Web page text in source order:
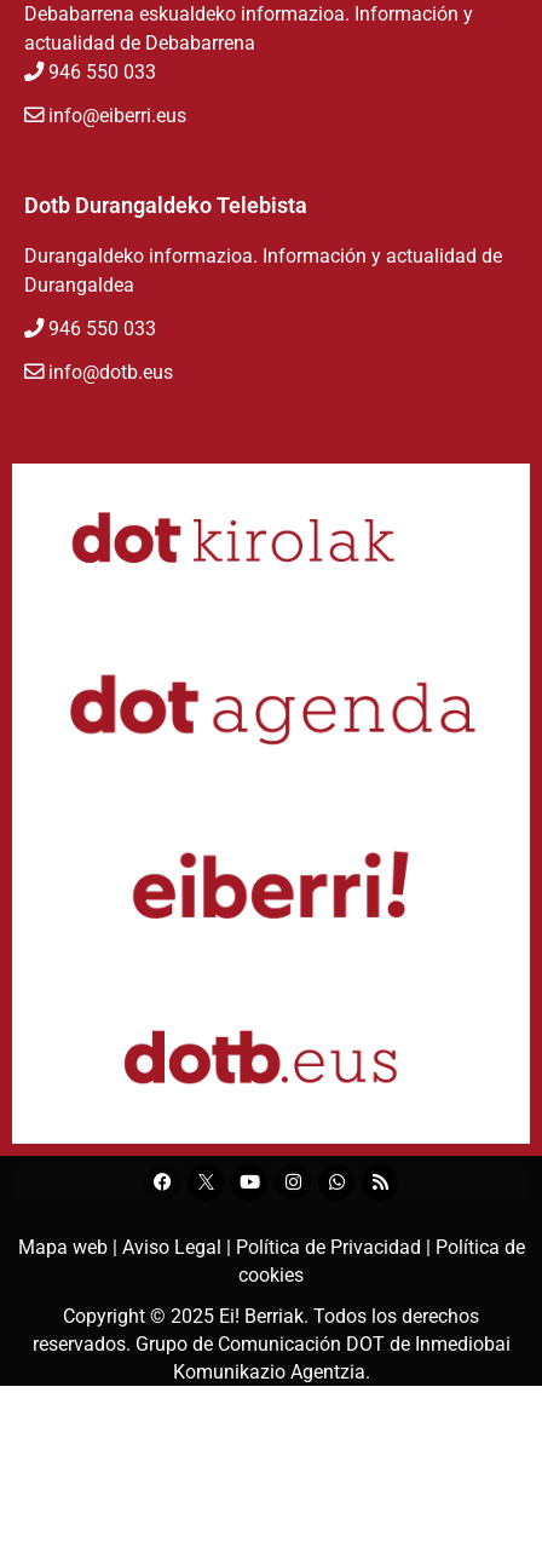
Debabarrena eskualdeko informazioa. Información y
actualidad de Debabarrena
946 550 033
info@eiberri.eus
Dotb Durangaldeko Telebista
Durangaldeko informazioa. Información y actualidad de
Durangaldea
946 550 033
info@dotb.eus
Mapa web | Aviso Legal | Política de Privacidad | Política de
cookies
Copyright © 2025 Ei! Berriak. Todos los derechos
reservados. Grupo de Comunicación DOT de Inmediobai
Komunikazio Agentzia.